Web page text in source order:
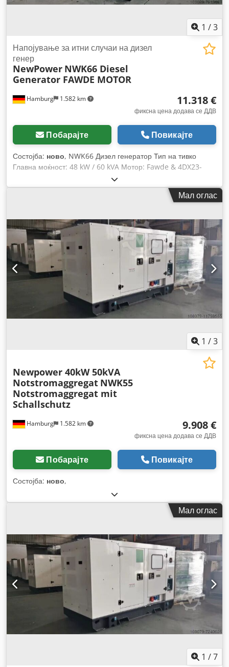
1 /3
Hamburg 1.582 km
Напојување за итни случаи на дизел
генер
NewPower NWK66 Diesel
Generator FAWDE MOTOR
11.318 €
фиксна цена додава се ДДВ
Побарајте Повикајте
Состојба: ново, NWK66 Дизел генератор Тип на тивко
Главна моќност: 48 kW / 60 kVA Мотор: Fawde & 4DX23-
78D, 4 цилиндри, водено ладење Поврзување: приклучоци
и 4P RCD прекинувач Капацитет на резервоарот: 118L
Фреквенција: 50 Hz Напон: 400/230 V Codpoivzcnofx
Comap Intelilite4 AMF8 вкл. AVR, полнач за батерии, бојлер
Мал оглас
1 /3
Hamburg 1.582 km
Newpower 40kW 50kVA
Notstromaggregat NWK55
Notstromaggregat mit
Schallschutz
9.908 €
фиксна цена додава се ДДВ
Побарајте Повикајте
Состојба: ново,
Мал оглас
1 /7